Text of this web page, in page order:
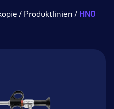
Produktlinien HNO